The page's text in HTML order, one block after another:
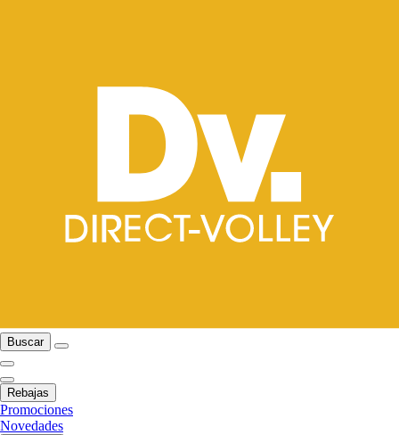
Buscar
Rebajas
Promociones
Novedades